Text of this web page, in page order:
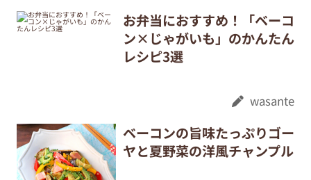
お弁当におすすめ！「ベーコ
ン×じゃがいも」のかんたん
レシピ3選
wasante
ベーコンの旨味たっぷりゴー
ヤと夏野菜の洋風チャンプル